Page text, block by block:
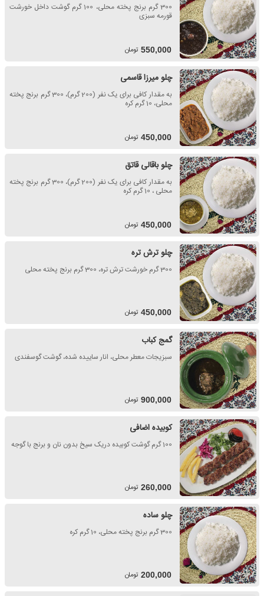
300 گرم برنج پخته محلی، 100 گرم گوشت داخل خورشت
قورمه سبزی
550,000 تومان
چلو میرزا قاسمی
به مقدار کافی برای یک نفر (200 گرم)، 300 گرم برنج پخته
محلی، 10 گرم کره
450,000 تومان
چلو باقالی قاتق
به مقدار کافی برای یک نفر (200 گرم)، 300 گرم برنج پخته
محلی ، 10 گرم کره
450,000 تومان
چلو ترش تره
300 گرم خورشت ترش تره، 300 گرم برنج پخته محلی
450,000 تومان
گمج کباب
سبزیجات معطر محلی، انار ساییده شده، گوشت گوسفندی
900,000 تومان
کوبیده اضافی
100 گرم گوشت کوبیده دریک سیخ بدون نان و برنج با گوجه
260,000 تومان
چلو ساده
300 گرم برنج پخته محلی، 10 گرم کره
200,000 تومان